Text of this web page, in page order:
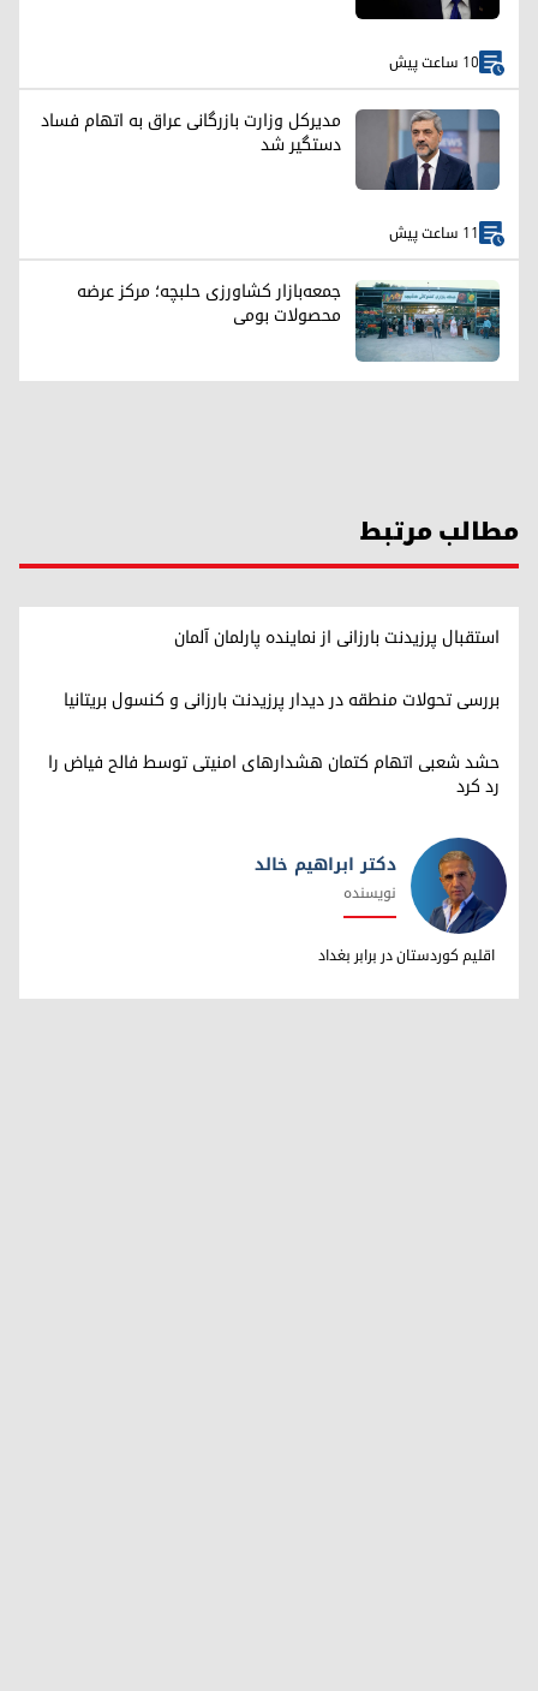
10 ساعت پیش
مدیرکل وزارت بازرگانی عراق به اتهام فساد
دستگیر شد
11 ساعت پیش
جمعه‌بازار کشاورزی حلبچه؛ مرکز عرضه
محصولات بومی
مطالب مرتبط
استقبال پرزیدنت بارزانی از نماینده پارلمان آلمان
بررسی تحولات منطقه در دیدار پرزیدنت بارزانی و کنسول بریتانیا
حشد شعبی اتهام کتمان هشدارهای امنیتی توسط فالح فیاض را
رد کرد
دکتر ابراهیم خالد
دکتر ابراهیم خالد
نویسنده
اقلیم کوردستان در برابر بغداد